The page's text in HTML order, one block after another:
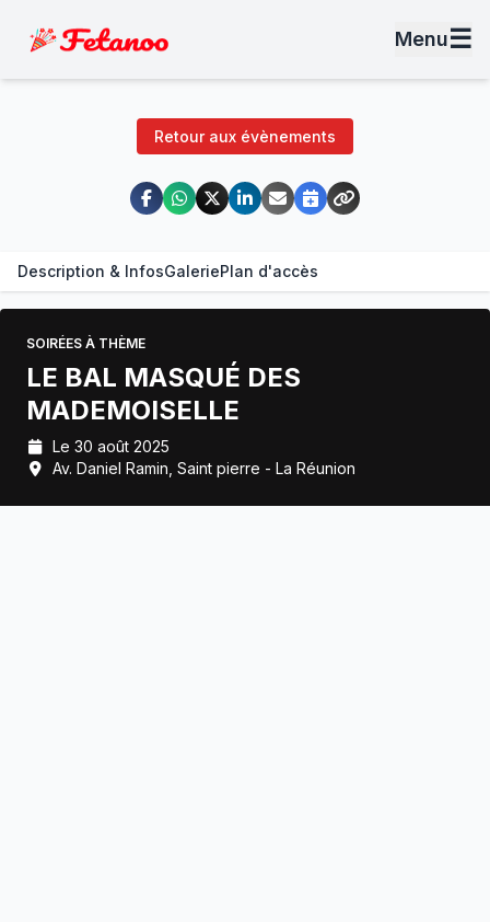
Menu☰
Retour aux évènements
Description & InfosGaleriePlan d'accès
SOIRÉES À THÈME
LE BAL MASQUÉ DES
MADEMOISELLE
Le 30 août 2025
Av. Daniel Ramin, Saint pierre - La Réunion